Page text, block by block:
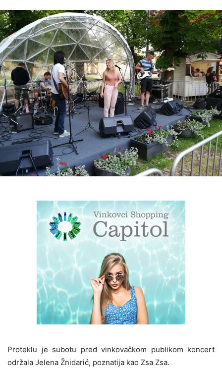
Proteklu je subotu pred vinkovačkom publikom koncert
održala Jelena Žnidarić, poznatija kao Zsa Zsa.